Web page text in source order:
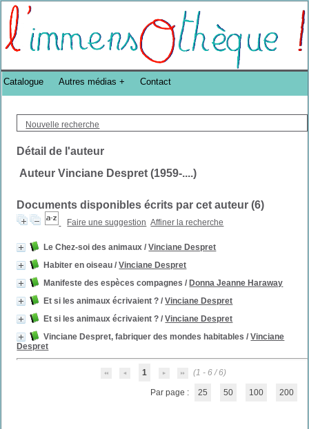
Bibliothèque DoucheFLUX Bibliotheek -->
Nouvelle recherche
Détail de l'auteur
Auteur Vinciane Despret (1959-....)
Documents disponibles écrits par cet auteur (6)
Faire une suggestion Affiner la recherche
Le Chez-soi des animaux /Vinciane Despret
Habiter en oiseau /Vinciane Despret
Manifeste des espèces compagnes / Donna Jeanne Haraway
Et si les animaux écrivaient ? /Vinciane Despret
Et si les animaux écrivaient ? /Vinciane Despret
Vinciane Despret, fabriquer des mondes habitables /Vinciane
Despret
1 (1 - 6 / 6)
Par page : 25 50 100 200
Catalogue Autres médias Contact